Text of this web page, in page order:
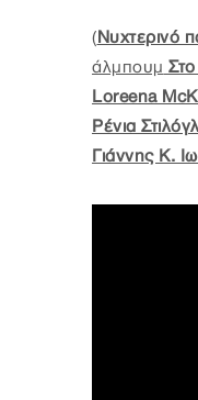
( Νυχτερινό
άλμπουμ
Loreena
Ρένια
Γιάννης Κ.